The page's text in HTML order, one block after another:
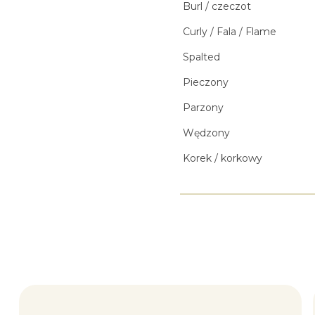
Burl / czeczot
Curly / Fala / Flame
Spalted
Pieczony
Parzony
Wędzony
Korek / korkowy